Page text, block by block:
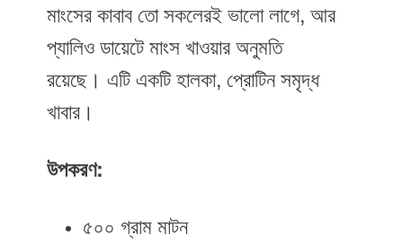
মাংসের কাবাব তো সকলেরই ভালো লাগে, আর
প্যালিও ডায়েটে মাংস খাওয়ার অনুমতি
রয়েছে। এটি একটি হালকা, প্রোটিন সমৃদ্ধ
খাবার।
উপকরণ:
৫০০ গ্রাম মাটন